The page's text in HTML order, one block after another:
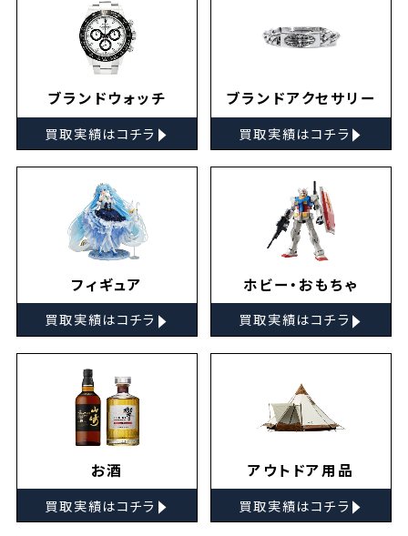
ブランドウォッチ
買取実績はコチラ ▸
ブランドアクセサリー
買取実績はコチラ ▸
フィギュア
買取実績はコチラ ▸
ホビー・おもちゃ
買取実績はコチラ ▸
お酒
買取実績はコチラ ▸
アウトドア用品
買取実績はコチラ ▸